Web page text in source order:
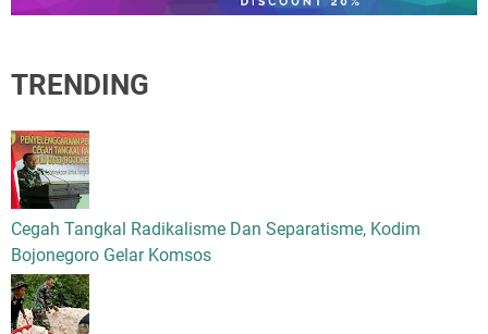
TRENDING
Cegah Tangkal Radikalisme Dan Separatisme, Kodim
Bojonegoro Gelar Komsos